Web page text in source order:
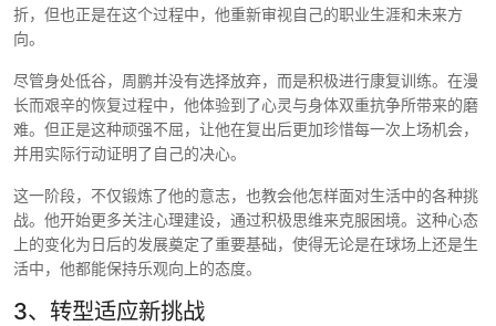
折，但也正是在这个过程中，他重新审视自己的职业生涯和未来方
向。
尽管身处低谷，周鹏并没有选择放弃，而是积极进行康复训练。在漫
长而艰辛的恢复过程中，他体验到了心灵与身体双重抗争所带来的磨
难。但正是这种顽强不屈，让他在复出后更加珍惜每一次上场机会，
并用实际行动证明了自己的决心。
这一阶段，不仅锻炼了他的意志，也教会他怎样面对生活中的各种挑
战。他开始更多关注心理建设，通过积极思维来克服困境。这种心态
上的变化为日后的发展奠定了重要基础，使得无论是在球场上还是生
活中，他都能保持乐观向上的态度。
3、转型适应新挑战